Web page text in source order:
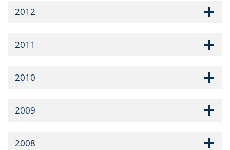
2012
2011
2010
2009
2008